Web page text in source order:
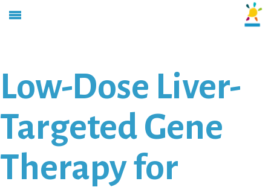
Low-Dose Liver-
Targeted Gene
Therapy for